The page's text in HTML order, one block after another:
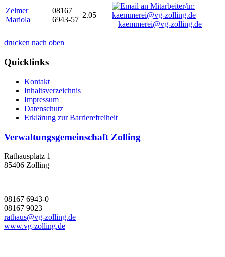
Zelmer
Mariola
08167
6943-57
2.05
kaemmerei@vg-zolling.de
drucken nach oben
Quicklinks
Kontakt
Inhaltsverzeichnis
Impressum
Datenschutz
Erklärung zur Barrierefreiheit
Verwaltungsgemeinschaft Zolling
Rathausplatz 1
85406 Zolling
08167 6943-0
08167 9023
rathaus@vg-zolling.de
www.vg-zolling.de